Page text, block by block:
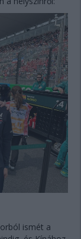
ismét a